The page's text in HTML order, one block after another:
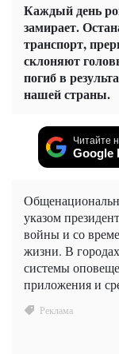
Каждый день
замирает.
транспорт,
склоняют
погиб в
нашей страны.
Читайте
Google
указом
войны и со
жизни. В
системы
приложения и